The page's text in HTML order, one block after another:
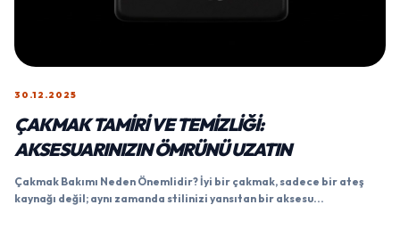
30.12.2025
ÇAKMAK TAMIRI VE TEMIZLIĞI:
AKSESUARINIZIN ÖMRÜNÜ UZATIN
Çakmak Bakımı Neden Önemlidir? İyi bir çakmak, sadece bir ateş
kaynağı değil; aynı zamanda stilinizi yansıtan bir aksesu...